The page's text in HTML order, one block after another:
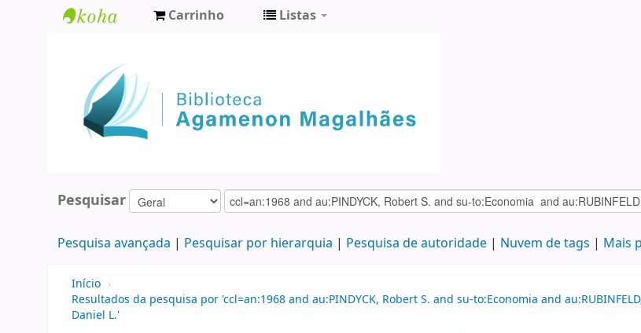
Agamenon
Magalhães
Carrinho Listas
Pesquisar
Pesquisa avançada Pesquisar por hierarquia Pesquisa de autoridade Nuvem de tags Mais
Início ›
Resultados da pesquisa por 'ccl=an:1968 and au:PINDYCK, Robert S. and su-to:Economia and
Daniel L.'